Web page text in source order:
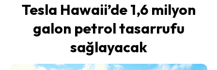
Tesla Hawaii’de 1,6 milyon
galon petrol tasarrufu
sağlayacak